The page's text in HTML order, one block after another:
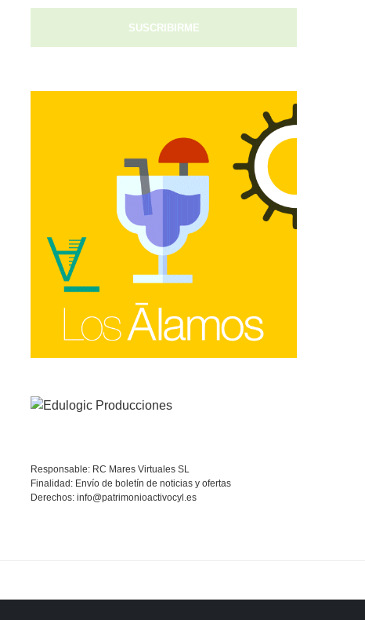
Responsable: RC Mares Virtuales SL
Finalidad: Envío de boletín de noticias y ofertas
Derechos: info@patrimonioactivocyl.es